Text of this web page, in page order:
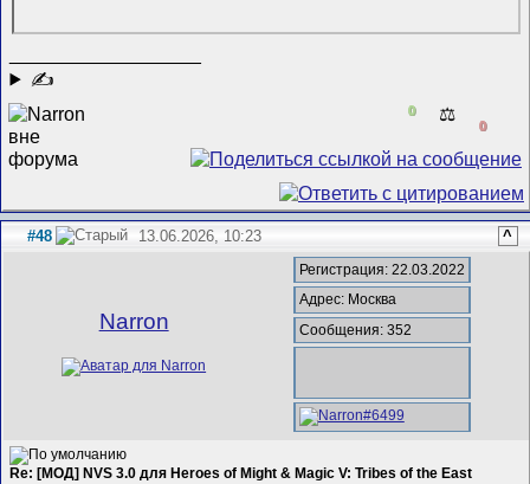
✍
0 ⚖️
0
#48 13.06.2026, 10:23 ^
Narron
Регистрация: 22.03.2022
Адрес: Москва
Сообщения: 352
Re: [МОД] NVS 3.0 для Heroes of Might & Magic V: Tribes of the East